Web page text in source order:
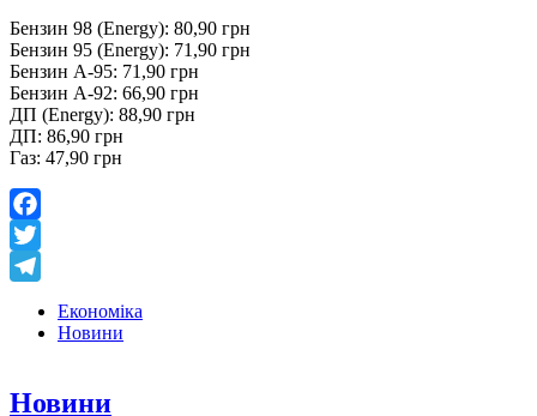
Бензин 98 (Energy): 80,90 грн
Бензин 95 (Energy): 71,90 грн
Бензин А-95: 71,90 грн
Бензин А-92: 66,90 грн
ДП (Energy): 88,90 грн
ДП: 86,90 грн
Газ: 47,90 грн
Facebook
Twitter
Економіка
Новини
Новини